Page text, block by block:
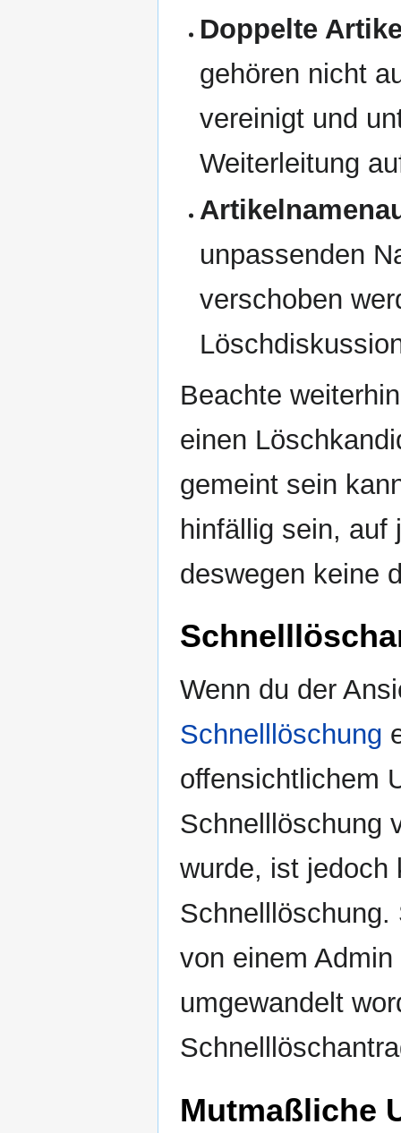
Doppelte
gehören nicht
vereinigt und
Weiterleitung
unpassenden
verschoben
Beachte
einen
gemeint sein
hinfällig sein, auf
deswegen keine
Wenn du der
Schnelllöschung
offensichtlichem
Schnelllöschung
wurde, ist jedoch
von einem
umgewandelt
Mutmaßliche